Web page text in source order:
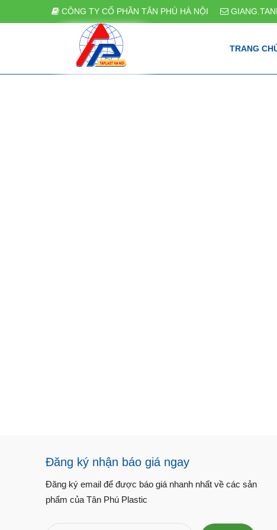
CÔNG TY CỔ PHẦN TÂN PHÚ HÀ NỘI
TRANG
Đăng ký nhận báo giá ngay
Đăng ký email để được báo giá nhanh nhất về các sản
phẩm của Tân Phú Plastic